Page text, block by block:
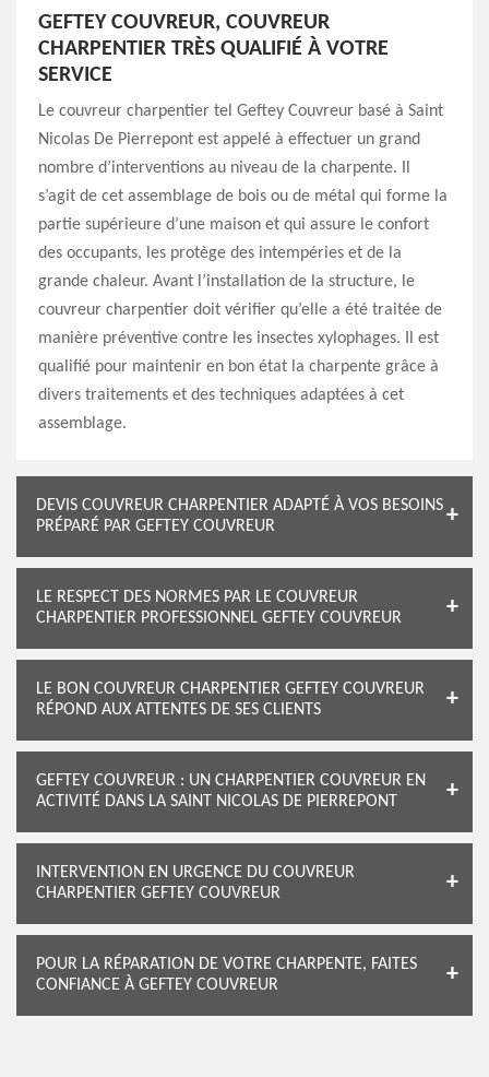
GEFTEY COUVREUR, COUVREUR
CHARPENTIER TRÈS QUALIFIÉ À VOTRE
SERVICE
Le couvreur charpentier tel Geftey Couvreur basé à Saint
Nicolas De Pierrepont est appelé à effectuer un grand
nombre d’interventions au niveau de la charpente. Il
s’agit de cet assemblage de bois ou de métal qui forme la
partie supérieure d’une maison et qui assure le confort
des occupants, les protège des intempéries et de la
grande chaleur. Avant l’installation de la structure, le
couvreur charpentier doit vérifier qu’elle a été traitée de
manière préventive contre les insectes xylophages. Il est
qualifié pour maintenir en bon état la charpente grâce à
divers traitements et des techniques adaptées à cet
assemblage.
DEVIS COUVREUR CHARPENTIER ADAPTÉ À VOS BESOINS
PRÉPARÉ PAR GEFTEY COUVREUR
LE RESPECT DES NORMES PAR LE COUVREUR
CHARPENTIER PROFESSIONNEL GEFTEY COUVREUR
LE BON COUVREUR CHARPENTIER GEFTEY COUVREUR
RÉPOND AUX ATTENTES DE SES CLIENTS
GEFTEY COUVREUR : UN CHARPENTIER COUVREUR EN
ACTIVITÉ DANS LA SAINT NICOLAS DE PIERREPONT
INTERVENTION EN URGENCE DU COUVREUR
CHARPENTIER GEFTEY COUVREUR
POUR LA RÉPARATION DE VOTRE CHARPENTE, FAITES
CONFIANCE À GEFTEY COUVREUR